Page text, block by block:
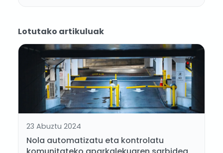
Lotutako artikuluak
23 Abuztu 2024
Nola automatizatu eta kontrolatu